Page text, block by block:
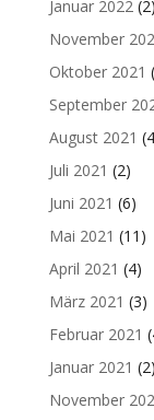
Januar 2022(2)
November
Oktober 2021
September
August 2021
Juli 2021 (2)
Juni 2021 (6)
Mai 2021 (11)
April 2021 (4)
März 2021 (3)
Februar 2021
Januar 2021 (2)
November